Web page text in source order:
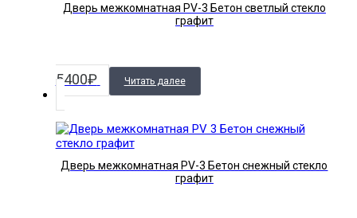
Дверь межкомнатная PV-3 Бетон светлый стекло
графит
5400₽ Читать далее
Дверь межкомнатная PV-3 Бетон снежный стекло
графит